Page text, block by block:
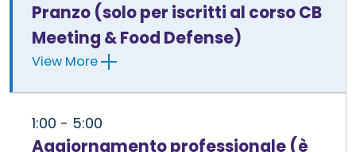
Pranzo (solo per iscritti al corso CB
Meeting & Food Defense)
View More
1:00 - 5:00
Aggiornamento professionale (è